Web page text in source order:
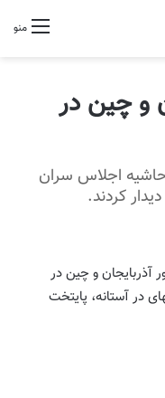
منو
و چین در
اجلاس سران
کردند.
و چین در
در آستانه، پایتخت